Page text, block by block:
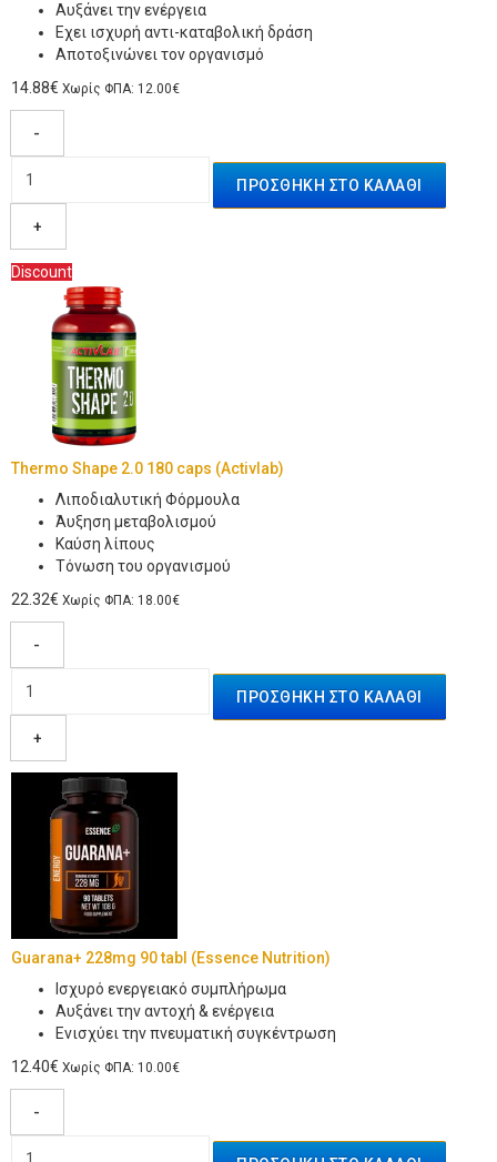
Αυξάνει την ενέργεια
Εχει ισχυρή αντι-καταβολική δράση
Αποτοξινώνει τον οργανισμό
14.88€ Χωρίς ΦΠΑ: 12.00€
-
+
Discount
Thermo Shape 2.0 180 caps (Activlab)
Λιποδιαλυτική Φόρμουλα
Άυξηση μεταβολισμού
Καύση λίπους
Τόνωση του οργανισμού
22.32€ Χωρίς ΦΠΑ: 18.00€
-
+
Guarana+ 228mg 90 tabl (Essence Nutrition)
Iσχυρό ενεργειακό συμπλήρωμα
Αυξάνει την αντοχή & ενέργεια
Ενισχύει την πνευματική συγκέντρωση
12.40€ Χωρίς ΦΠΑ: 10.00€
-